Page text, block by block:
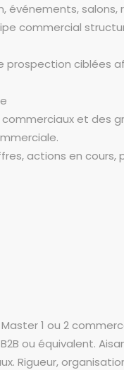
événements,
commercial
prospection ciblées
et des
actions en cours,
1 ou 2
ou équivalent.
Rigueur,